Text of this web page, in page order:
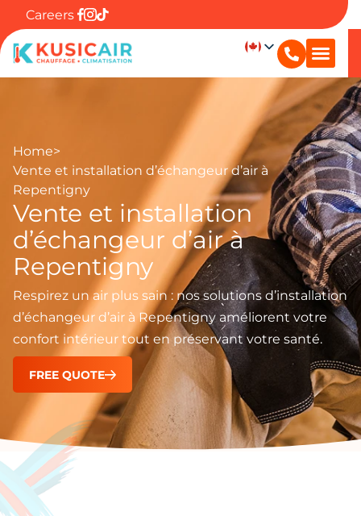
Careers
Home>
Vente et installation d’échangeur d’air à
Repentigny
Vente et installation
d’échangeur d’air à
Repentigny
Respirez un air plus sain : nos solutions d’installation
d’échangeur d’air à Repentigny améliorent votre
confort intérieur tout en préservant votre santé.
FREE QUOTE